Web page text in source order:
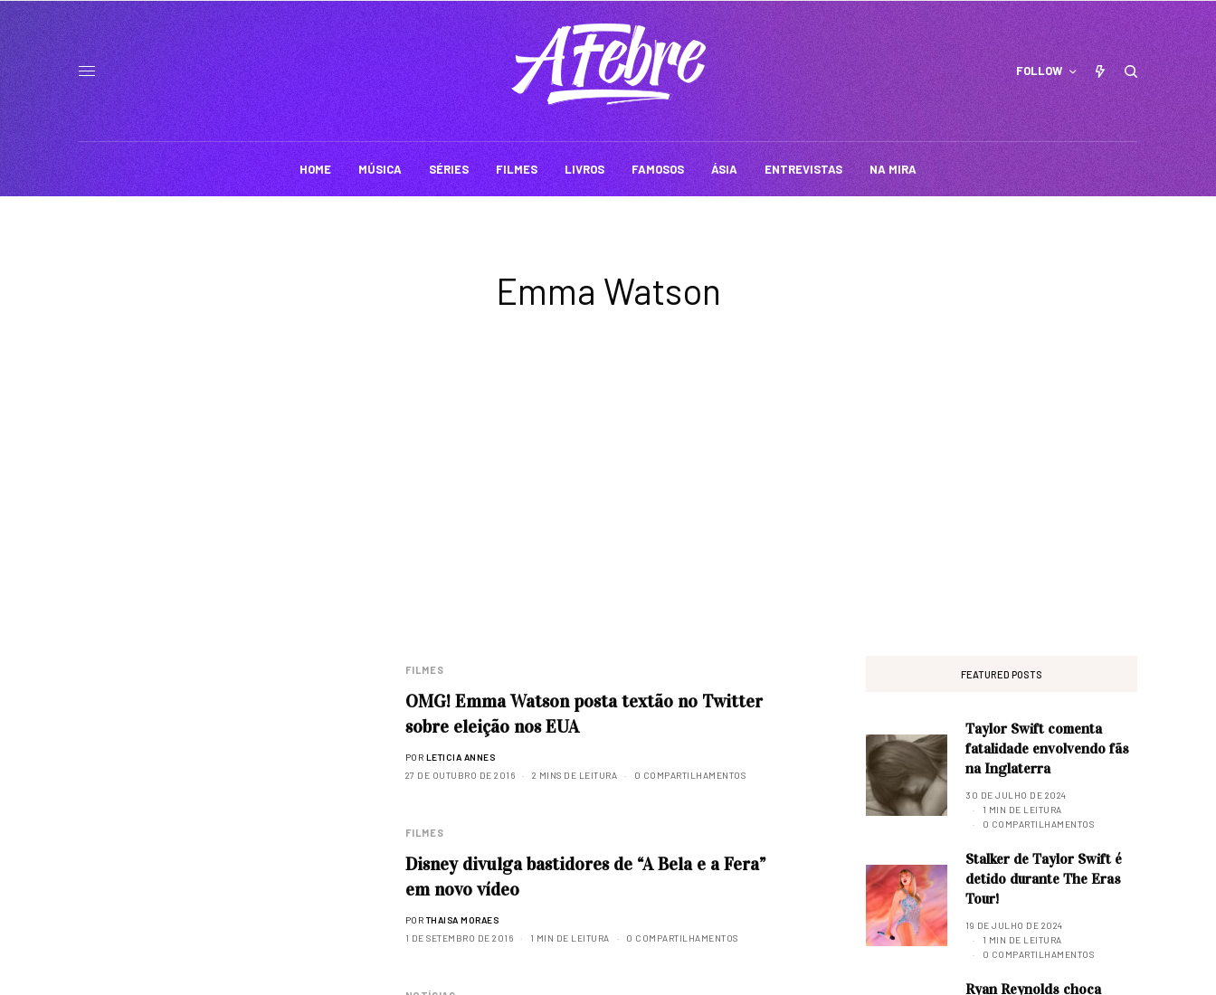
FOLLOW
HOME MÚSICA SÉRIES FILMES LIVROS FAMOSOS ÁSIA ENTREVISTAS NA MIRA
Emma Watson
FILMES
OMG! Emma Watson posta textão no Twitter
sobre eleição nos EUA
POR LETICIA ANNES
27 DE OUTUBRO DE 2016
2 MINS DE LEITURA 0 COMPARTILHAMENTOS
FILMES
Disney divulga bastidores de “A Bela e a Fera”
em novo vídeo
POR THAISA MORAES
1 DE SETEMBRO DE 2016
1 MIN DE LEITURA 0 COMPARTILHAMENTOS
FEATURED POSTS
Taylor Swift comenta
fatalidade envolvendo fãs
na Inglaterra
30 DE JULHO DE 2024
1 MIN DE LEITURA
0 COMPARTILHAMENTOS
Stalker de Taylor Swift é
detido durante The Eras
Tour!
19 DE JULHO DE 2024
1 MIN DE LEITURA
0 COMPARTILHAMENTOS
Ryan Reynolds choca